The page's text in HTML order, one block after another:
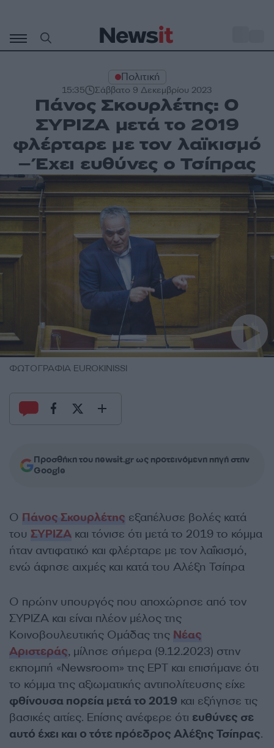
περιεχόμενο
Πολιτική
15:35 Σάββατο 9 Δεκεμβρίου 2023
Πάνος Σκουρλέτης: Ο
ΣΥΡΙΖΑ μετά το 2019
φλέρταρε με τον λαϊκισμό
– Έχει ευθύνες ο Τσίπρας
ΦΩΤΟΓΡΑΦΙΑ EUROKINISSI
Προσθήκη του newsit.gr ως προτεινόμενη πηγή στην
Google
Ο Πάνος Σκουρλέτης εξαπέλυσε βολές κατά
του ΣΥΡΙΖΑ και τόνισε ότι μετά το 2019 το κόμμα
ήταν αντιφατικό και φλέρταρε με τον λαΐκισμό,
ενώ άφησε αιχμές και κατά του Αλέξη Τσίπρα
Ο πρώην υπουργός που αποχώρησε από τον
ΣΥΡΙΖΑ και είναι πλέον μέλος της
Κοινοβουλευτικής Ομάδας της Νέας
Αριστεράς, μίλησε σήμερα (9.12.2023) στην
εκπομπή «Newsroom» της ΕΡΤ και επισήμανε ότι
το κόμμα της αξιωματικής αντιπολίτευσης είχε
φθίνουσα πορεία μετά το 2019 και εξήγησε τις
βασικές αιτίες. Επίσης ανέφερε ότι ευθύνες σε
αυτό έχει και ο τότε πρόεδρος Αλέξης Τσίπρας.